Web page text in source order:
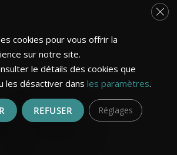
©2026 | Tous droits réservés.
cookies pour vous offrir la
sur notre site.
le détails des cookies que
les désactiver dans les paramètres.
REFUSER Réglages